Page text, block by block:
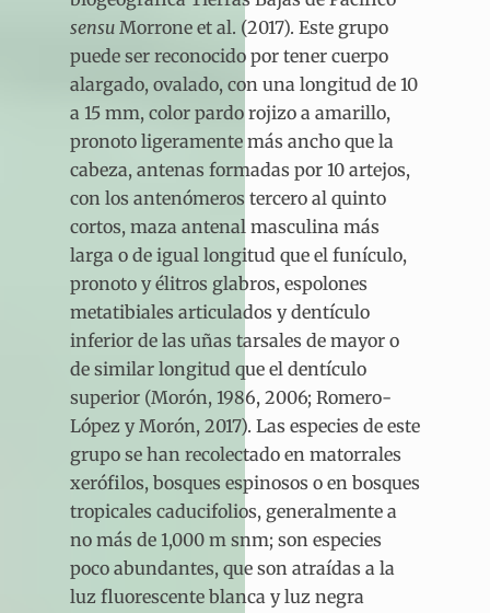
sensu Morrone et al. (2017). Este grupo
puede ser reconocido por tener cuerpo
alargado, ovalado, con una longitud de 10
a 15 mm, color pardo rojizo a amarillo,
pronoto ligeramente más ancho que la
cabeza, antenas formadas por 10 artejos,
con los antenómeros tercero al quinto
cortos, maza antenal masculina más
larga o de igual longitud que el funículo,
pronoto y élitros glabros, espolones
metatibiales articulados y dentículo
inferior de las uñas tarsales de mayor o
de similar longitud que el dentículo
superior (Morón, 1986, 2006; Romero-
López y Morón, 2017). Las especies de este
grupo se han recolectado en matorrales
xerófilos, bosques espinosos o en bosques
tropicales caducifolios, generalmente a
no más de 1,000 m snm; son especies
poco abundantes, que son atraídas a la
luz fluorescente blanca y luz negra